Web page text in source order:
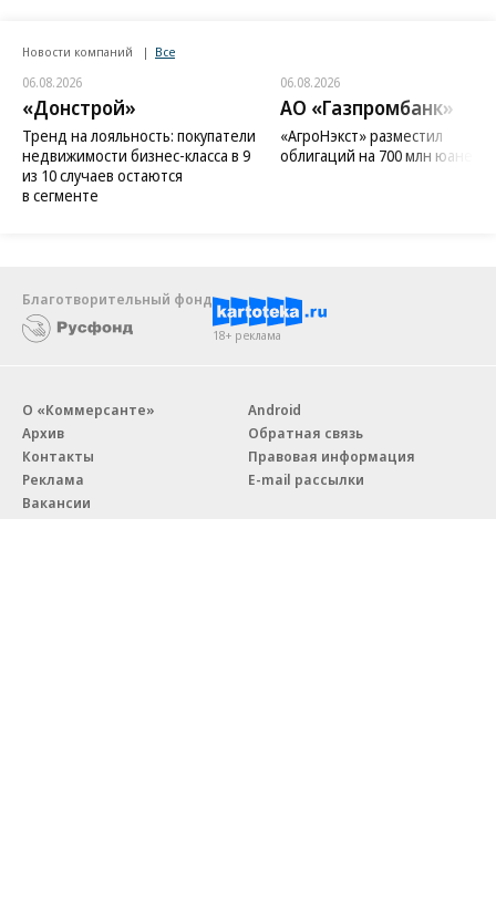
Новости компаний Все
06.08.2026
«Донстрой»
Тренд на лояльность: покупатели
недвижимости бизнес-класса в 9
из 10 случаев остаются
в сегменте
06.08.2026
АО «Газпромбанк»
«АгроНэкст» разместил
облигаций на 700 млн юаней
Благотворительный фонд
18+ реклама
О «Коммерсанте»
Архив
Контакты
Реклама
Вакансии
Android
Обратная связь
Правовая информация
E-mail рассылки